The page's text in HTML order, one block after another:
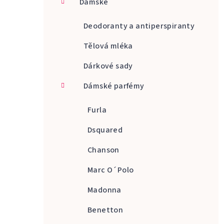
Deodoranty a antiperspiranty
Tělová mléka
Dárkové sady
Dámské parfémy
Furla
Dsquared
Chanson
Marc O´Polo
Madonna
Benetton